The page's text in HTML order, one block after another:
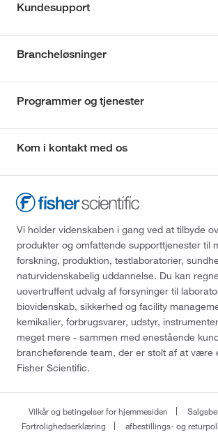
Kundesupport
Brancheløsninger
Programmer og tjenester
Kom i kontakt med os
Vi holder videnskaben i gang ved at tilbyde
produkter og omfattende supporttjenester til
forskning, produktion, testlaboratorier,
naturvidenskabelig uddannelse. Du kan
uovertruffent udvalg af forsyninger til
biovidenskab, sikkerhed og facility
kemikalier, forbrugsvarer, udstyr,
meget mere - sammen med enestående
brancheførende team, der er stolt af at være
Fisher Scientific.
Vilkår og betingelser for hjemmesiden
Fortrolighedserklæring
afbestillings- og